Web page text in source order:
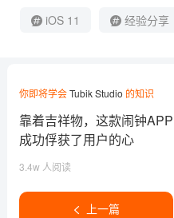
iOS 11 经验分享
你即将学会Tubik Studio 的知识
靠着吉祥物，这款闹钟APP
成功俘获了用户的心
3.4w 人阅读
上一篇